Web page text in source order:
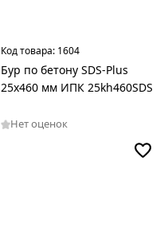
Код товара: 1604
Бур по бетону SDS-Plus
25х460 мм ИПК 25kh460SDS
Нет оценок